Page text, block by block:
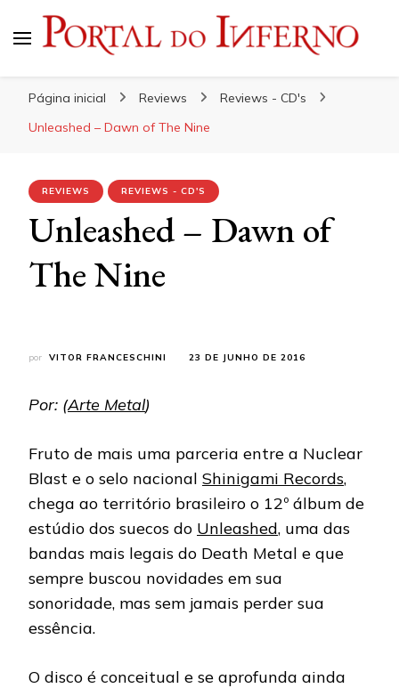
Página inicial Reviews
Reviews - CD's
Unleashed – Dawn of The Nine
REVIEWS REVIEWS - CD'S
Unleashed – Dawn of
The Nine
por VITOR FRANCESCHINI 23 DE JUNHO DE 2016
Por: (Arte Metal)
Fruto de mais uma parceria entre a Nuclear
Blast e o selo nacional Shinigami Records,
chega ao território brasileiro o 12º álbum de
estúdio dos suecos do Unleashed, uma das
bandas mais legais do Death Metal e que
sempre buscou novidades em sua
sonoridade, mas sem jamais perder sua
essência.
O disco é conceitual e se aprofunda ainda